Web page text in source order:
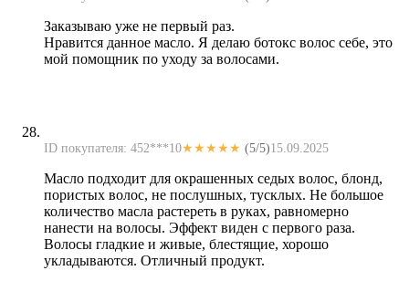
Заказываю уже не первый раз.
Нравится данное масло. Я делаю ботокс волос себе, это
мой помощник по уходу за волосами.
ID покупателя: 452***10★★★★★ (5/5)15.09.2025
Масло подходит для окрашенных седых волос, блонд,
пористых волос, не послушных, тусклых. Не большое
количество масла растереть в руках, равномерно
нанести на волосы. Эффект виден с первого раза.
Волосы гладкие и живые, блестящие, хорошо
укладываются. Отличный продукт.